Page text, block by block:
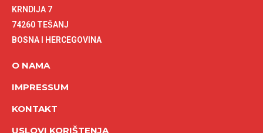
KRNDIJA 7
74260 TEŠANJ
BOSNA I HERCEGOVINA
O NAMA
IMPRESSUM
KONTAKT
USLOVI KORIŠTENJA